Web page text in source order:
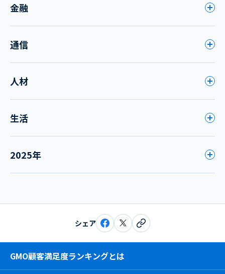
金融
通信
人材
生活
2025年
シェア
GMO顧客満足度ランキングとは